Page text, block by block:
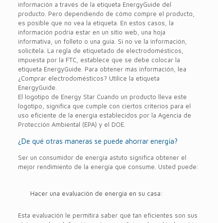
información a través de la etiqueta EnergyGuide del
producto. Pero dependiendo de cómo compre el producto,
es posible que no vea la etiqueta. En estos casos, la
información podría estar en un sitio web, una hoja
informativa, un folleto o una guía. Si no ve la información,
solicítela. La regla de etiquetado de electrodomésticos,
impuesta por la FTC, establece que se debe colocar la
etiqueta EnergyGuide. Para obtener más información, lea
¿Comprar electrodomésticos? Utilice la etiqueta
EnergyGuide.
El logotipo de Energy Star Cuando un producto lleva este
logotipo, significa que cumple con ciertos criterios para el
uso eficiente de la energía establecidos por la Agencia de
Protección Ambiental (EPA) y el DOE.
¿De qué otras maneras se puede ahorrar energía?
Ser un consumidor de energía astuto significa obtener el
mejor rendimiento de la energía que consume. Usted puede:
Hacer una evaluación de energía en su casa:
Esta evaluación le permitirá saber qué tan eficientes son sus